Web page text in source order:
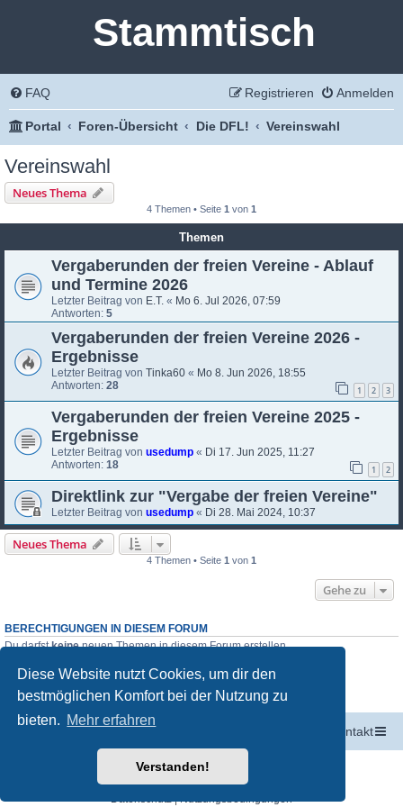
Diese Website nutzt Cookies, um dir den
bestmöglichen Komfort bei der Nutzung zu
bieten. Mehr erfahren
Verstanden!
Stammtisch
FAQ Anmelden
Registrieren
Portal Foren-Übersicht Die DFL! Vereinswahl
Vereinswahl
Neues Thema
4 Themen • Seite 1 von 1
Themen
Vergaberunden der freien Vereine - Ablauf
und Termine 2026
Letzter Beitrag von E.T. « Mo 6. Jul 2026, 07:59
Antworten: 5
Vergaberunden der freien Vereine 2026 -
Ergebnisse
Letzter Beitrag von Tinka60 « Mo 8. Jun 2026, 18:55
Antworten: 28 1 2 3
Vergaberunden der freien Vereine 2025 -
Ergebnisse
Letzter Beitrag von usedump « Di 17. Jun 2025, 11:27
Antworten: 18 1 2
Direktlink zur "Vergabe der freien Vereine"
Letzter Beitrag von usedump « Di 28. Mai 2024, 10:37
Neues Thema
4 Themen • Seite 1 von 1
Gehe zu
BERECHTIGUNGEN IN DIESEM FORUM
Du darfstkeineneuen Themen in diesem Forum erstellen.
Du darfst deine Beiträge in diesem Forumnichtändern.
Du darfstkeineDateianhänge in diesem Forum erstellen.
Startseite Portal Kontakt
phpBB ® Forum Software © phpBB Limited
Deutsche Übersetzung durch
Datenschutz|Nutzungsbedingungen